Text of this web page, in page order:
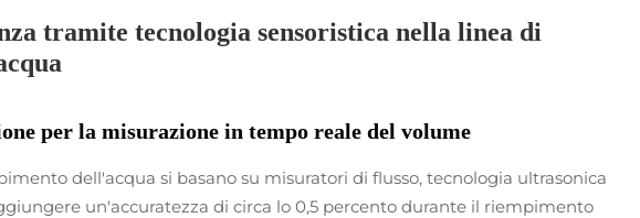
tramite tecnologia sensoristica nella linea di
per la misurazione in tempo reale del volume
dell'acqua si basano su misuratori di flusso, tecnologia ultrasonica
un'accuratezza di circa lo 0,5 percento durante il riempimento